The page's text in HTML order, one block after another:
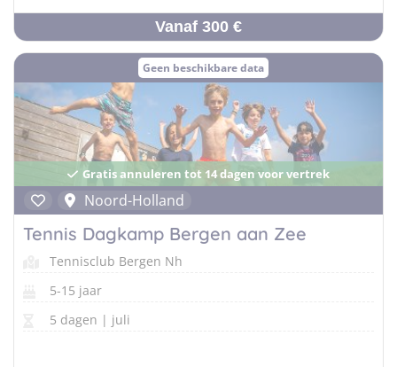
Vanaf 300 €
Geen beschikbare data
Gratis annuleren tot 14 dagen voor vertrek
Noord-Holland
Tennis Dagkamp Bergen aan Zee
Tennisclub Bergen Nh
5-15 jaar
5 dagen | juli